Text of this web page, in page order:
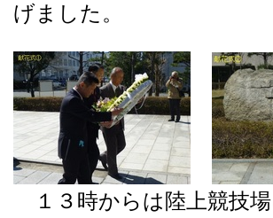
げました。
１３時からは陸上競技